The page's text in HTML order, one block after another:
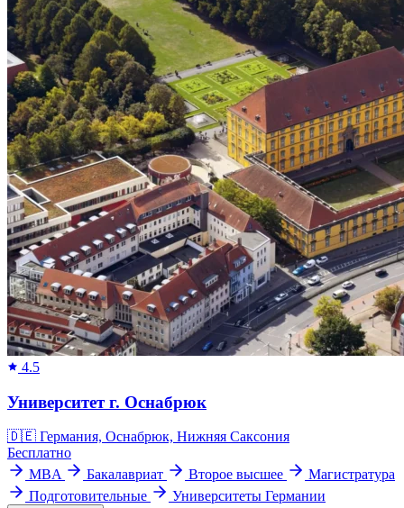
4.5
Университет г. Оснабрюк
🇩🇪 Германия, Оснабрюк, Нижняя Саксония
Бесплатно
MBA
Бакалавриат Второе высшее
Магистратура
Подготовительные
Университеты Германии